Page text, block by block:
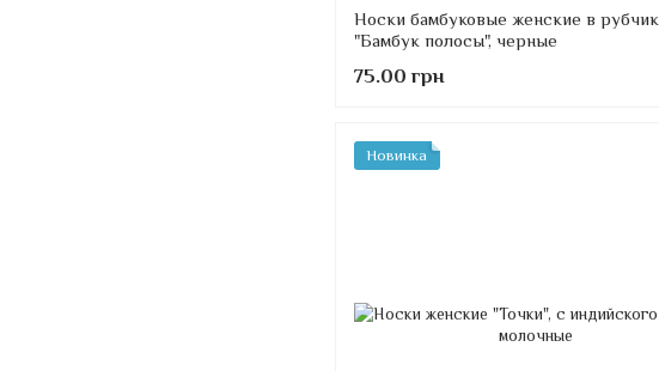
Носки бамбуковые женские в рубчик
"Бамбук полосы", черные
75.00 грн
Новинка